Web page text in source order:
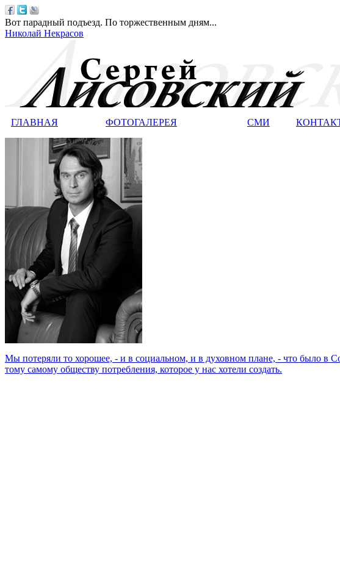
Вот парадный подъезд. По торжественным дням...
Николай Некрасов
ГЛАВНАЯ ФОТОГАЛЕРЕЯ СМИ
Мы потеряли то хорошее, - и в социальном, и в духовном плане, - что было в
тому самому обществу потребления, которое у нас хотели создать.